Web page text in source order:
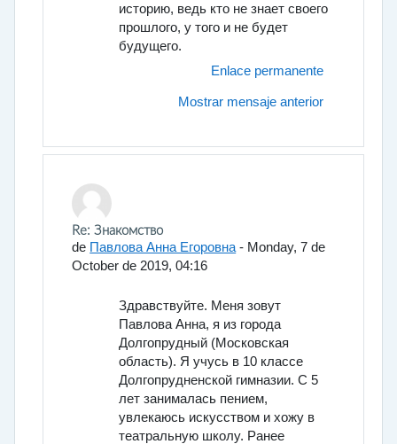
историю, ведь кто не знает своего
прошлого, у того и не будет
будущего.
Enlace permanente
Mostrar mensaje anterior
En respuesta a Богданов Владимир Павлович
Re: Знакомство
de Павлова Анна Егоровна - Monday, 7 de
October de 2019, 04:16
Здравствуйте. Меня зовут
Павлова Анна, я из города
Долгопрудный (Московская
область). Я учусь в 10 классе
Долгопрудненской гимназии. С 5
лет занималась пением,
увлекаюсь искусством и хожу в
театральную школу. Ранее